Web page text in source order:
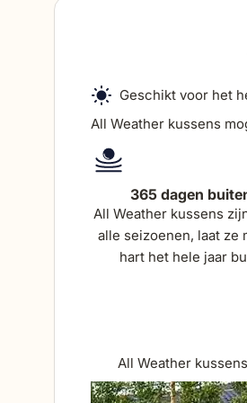
Geschikt voor het
All Weather kussens
365 dagen
All Weather kussens
alle seizoenen, laat ze
hart het hele jaar
All Weather